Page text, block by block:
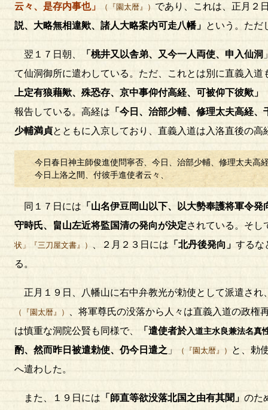
云々、是存内事也」 （『園太暦』） であり、これは、正月２
説、大略無相違歟、諸人大略案内可走八幡」 という。ただ
翌１７日朝、 「桃井又以舎弟、又今一人両使、申入仙洞
て仙洞御所に遣わしている。ただ、これとは別に直義入道
上定有狼藉歟、殊恐存、京中事仰付高経、可被仰下彼歟」
報告している。高経は 「今日、治部少輔、修理太夫高経
少輔満貞とともに入京しており、直義入道は入洛直後の
今日春日神主師俊進使問寧否、今日、治部少輔、修理太夫高
今日上洛之間、付彼手進使者云々、
同１７日には 「山名伊豆岡山以下、以大勢奉護将軍令発
守時氏、畠山左近将監国清の発向が決定されている。そし
状」『三刀屋文書』） 、２月２３日には 「北丹後発向」 するな
る。
正月１９日、八幡山に右中弁教光が勅使として派遣され
（『園太暦』） 、将軍尊氏の没落から人々は直義入道の政権
は慎重な洞院公賢も同様で、
「遣使者於入道主水良兼法名真
酌、然而昨日被遣勅使、仍今日遣之 」 （『園太暦』）
と、勅
へ遣わした。
また、１９日には 「師直等欲没落北国之由有其聞」 のた